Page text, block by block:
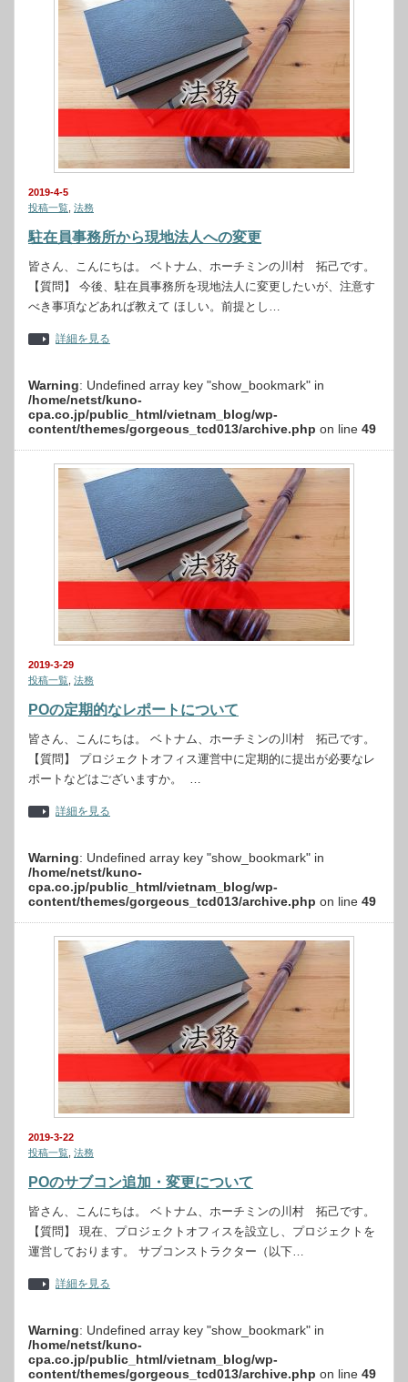
2019-4-5
投稿一覧 法務
駐在員事務所から現地法人への変更
皆さん、こんにちは。 ベトナム、ホーチミンの川村 拓己です。
【質問】 今後、駐在員事務所を現地法人に変更したいが、注意す
べき事項などあれば教えて ほしい。前提とし…
詳細を見る
Warning: Undefined array key "show_bookmark" in
/home/netst/kuno-
cpa.co.jp/public_html/vietnam_blog/wp-
content/themes/gorgeous_tcd013/archive.php on line 49
2019-3-29
投稿一覧 法務
POの定期的なレポートについて
皆さん、こんにちは。 ベトナム、ホーチミンの川村 拓己です。
【質問】 プロジェクトオフィス運営中に定期的に提出が必要なレ
ポートなどはございますか。 …
詳細を見る
Warning: Undefined array key "show_bookmark" in
/home/netst/kuno-
cpa.co.jp/public_html/vietnam_blog/wp-
content/themes/gorgeous_tcd013/archive.php on line 49
2019-3-22
投稿一覧 法務
POのサブコン追加・変更について
皆さん、こんにちは。 ベトナム、ホーチミンの川村 拓己です。
【質問】 現在、プロジェクトオフィスを設立し、プロジェクトを
運営しております。 サブコンストラクター（以下…
詳細を見る
Warning: Undefined array key "show_bookmark" in
/home/netst/kuno-
cpa.co.jp/public_html/vietnam_blog/wp-
content/themes/gorgeous_tcd013/archive.php on line 49